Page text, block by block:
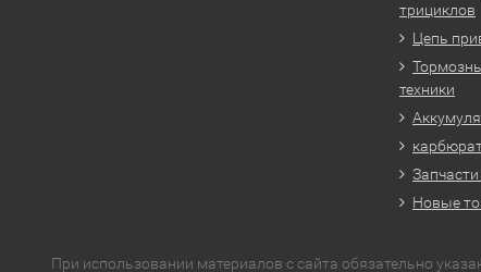
трициклов
Цепь
техники
Новые
При использовании материалов с сайта обязательно